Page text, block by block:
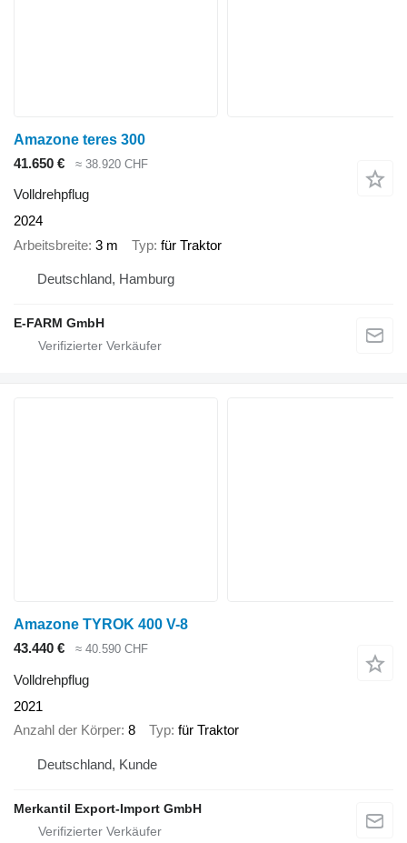
Amazone teres 300
41.650 €
≈ 38.920 CHF
Volldrehpflug
2024
Arbeitsbreite 3 m Typ für Traktor
Deutschland, Hamburg
E-FARM GmbH
Amazone TYROK 400 V-8
43.440 €
≈ 40.590 CHF
Volldrehpflug
2021
Anzahl der Körper 8 Typ für Traktor
Deutschland, Kunde
Merkantil Export-Import GmbH